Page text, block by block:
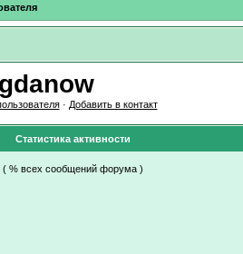
· Добавить в контакт
Статистика активности
( % всех сообщений форума )